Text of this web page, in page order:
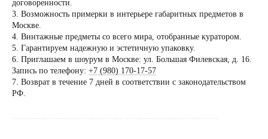
договоренности.
3. Возможность примерки в интерьере габаритных предметов в
Москве.
4. Винтажные предметы со всего мира, отобранные куратором.
5. Гарантируем надежную и эстетичную упаковку.
6. Приглашаем в шоурум в Москве: ул. Большая Филевская, д. 16.
Запись по телефону: +7 (980) 170-17-57
7. Возврат в течение 7 дней в соответствии с законодательством
РФ.
......................................................................................
Вы можете
коллекционеру,
по предварительной